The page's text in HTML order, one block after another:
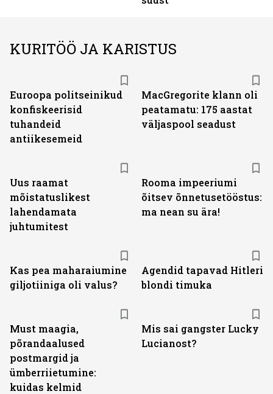
KURITÖÖ JA KARISTUS
Euroopa politseinikud
konfiskeerisid
tuhandeid
antiikesemeid
MacGregorite klann oli
peatamatu: 175 aastat
väljas­pool seadust
Uus raamat
mõistatuslikest
lahendamata
juhtumitest
Rooma impeeriumi
õitsev õnnetusetööstus:
ma nean su ära!
Kas pea maharaiumine
giljotiiniga oli valus?
Agendid tapavad Hitleri
blondi timuka
Must maagia,
põrandaalused
postmargid ja
ümberriietumine:
kuidas kelmid
Mis sai gangster Lucky
Lucianost?